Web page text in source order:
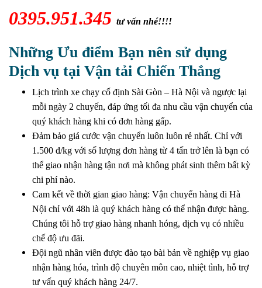
0395.951.345 tư vấn nhé!!!!
Những Ưu điểm Bạn nên sử dụng
Dịch vụ tại Vận tải Chiến Thắng
Lịch trình xe chạy cố định Sài Gòn – Hà Nội và ngược lại
mỗi ngày 2 chuyến, đáp ứng tối đa nhu cầu vận chuyển của
quý khách hàng khi có đơn hàng gấp.
Đảm bảo giá cước vận chuyển luôn luôn rẻ nhất. Chỉ với
1.500 đ/kg với số lượng đơn hàng từ 4 tấn trở lên là bạn có
thể giao nhận hàng tận nơi mà không phát sinh thêm bất kỳ
chi phí nào.
Cam kết về thời gian giao hàng: Vận chuyển hàng đi Hà
Nội chỉ với 48h là quý khách hàng có thể nhận được hàng.
Chúng tôi hỗ trợ giao hàng nhanh hóng, dịch vụ có nhiều
chế độ ưu đãi.
Đội ngũ nhân viên được đào tạo bài bản về nghiệp vụ giao
nhận hàng hóa, trình độ chuyên môn cao, nhiệt tình, hỗ trợ
tư vấn quý khách hàng 24/7.